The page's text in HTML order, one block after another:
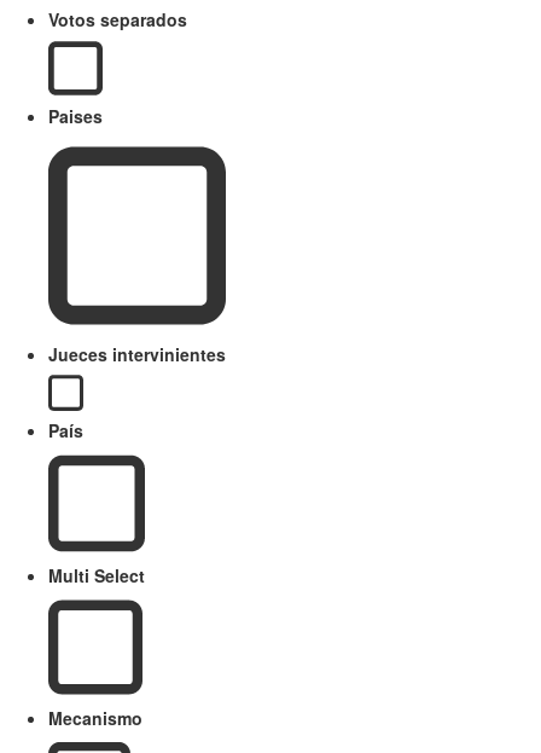
Votos separados
Paises
Jueces intervinientes
País
Multi Select
Mecanismo